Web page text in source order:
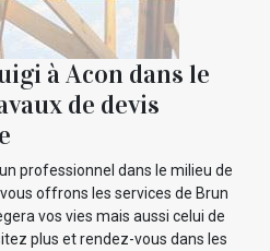
à Acon dans le
de devis
professionnel dans le milieu de
offrons les services de Brun
vos vies mais aussi celui de
plus et rendez-vous dans les